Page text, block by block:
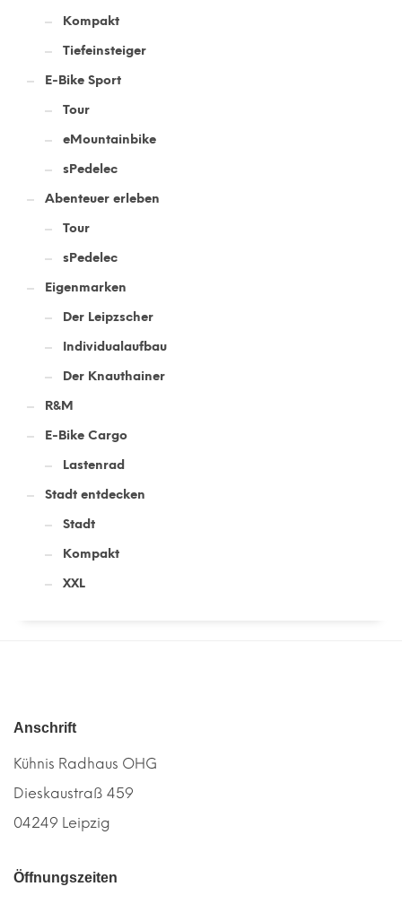
Kompakt
Tiefeinsteiger
E-Bike Sport
Tour
eMountainbike
sPedelec
Abenteuer erleben
Tour
sPedelec
Eigenmarken
Der Leipzscher
Individualaufbau
Der Knauthainer
R&M
E-Bike Cargo
Lastenrad
Stadt entdecken
Stadt
Kompakt
XXL
Anschrift
Kühnis Radhaus OHG
Dieskaustraß 459
04249 Leipzig
Öffnungszeiten